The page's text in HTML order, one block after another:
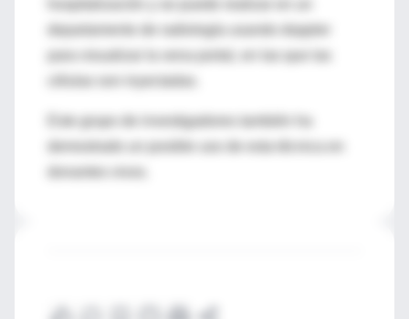
departamento de radiología usando doppler
Este grupo de investigadores también ha